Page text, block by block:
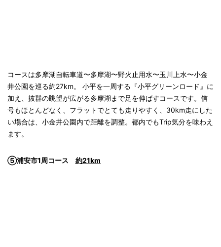
コースは多摩湖自転車道〜多摩湖〜野火止用水〜玉川上水〜小金
井公園を巡る約27km。 小平を一周する『小平グリーンロード』に
加え、抜群の眺望が広がる多摩湖まで足を伸ばすコースです。信
号もほとんどなく、フラットでとても走りやすく、30km走にした
い場合は、小金井公園内で距離を調整。都内でもTrip気分を味わえ
ます。
⑤浦安市1周コース 約21km